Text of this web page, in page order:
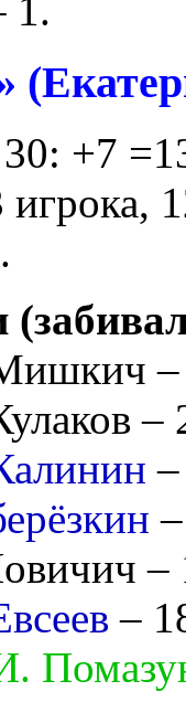
1.
+7
игрока,
–
–
–